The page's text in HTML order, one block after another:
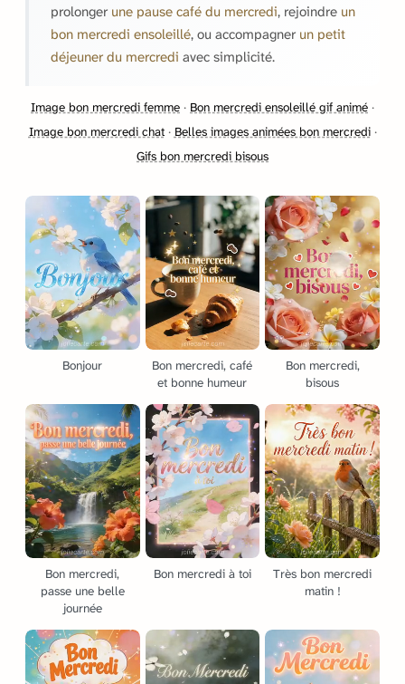
prolonger une pause café du mercredi, rejoindre un
bon mercredi ensoleillé, ou accompagner un petit
déjeuner du mercredi avec simplicité.
Image bon mercredi femme · Bon mercredi ensoleillé gif animé ·
Image bon mercredi chat· Belles images animées bon mercredi·
Gifs bon mercredi bisous
Bonjour
Bon mercredi, café
et bonne humeur
Bon mercredi,
bisous
Bon mercredi,
passe une belle
journée
Bon mercredi à toi
Très bon mercredi
matin !